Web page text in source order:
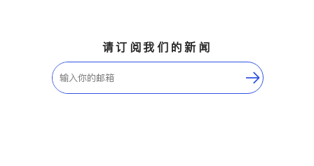
请订阅我们的新闻